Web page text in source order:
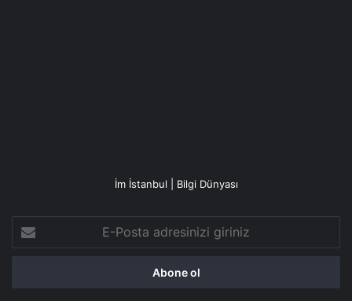
İm İstanbul | Bilgi Dünyası
Posta
adresinizi